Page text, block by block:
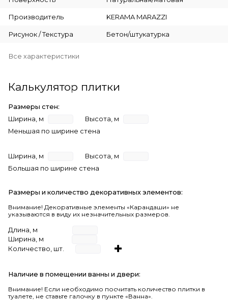
Производитель KERAMA MARAZZI
Рисунок / Текстура Бетон/штукатурка
Все характеристики
Калькулятор плитки
Размеры стен:
Ширина, м
Высота, м
Меньшая по ширине стена
Ширина, м
Высота, м
Большая по ширине стена
Размеры и количество декоративных элементов:
Внимание! Декоративные элементы «Карандаши» не
указываются в виду их незначительных размеров.
Длина, м
Ширина, м
Количество, шт.
Наличие в помещении ванны и двери:
Внимание! Если необходимо посчитать количество плитки в
туалете, не ставьте галочку в пункте «Ванна».